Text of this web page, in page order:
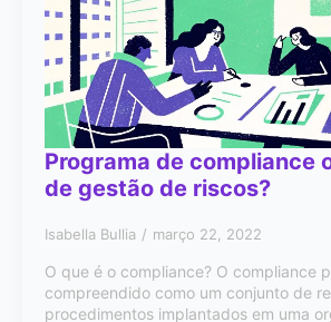
Programa de compliance
de gestão de riscos?
Isabella Bullia março 22, 2022
O que é o compliance? O compliance
compreendido como um conjunto de
procedimentos implantados em uma